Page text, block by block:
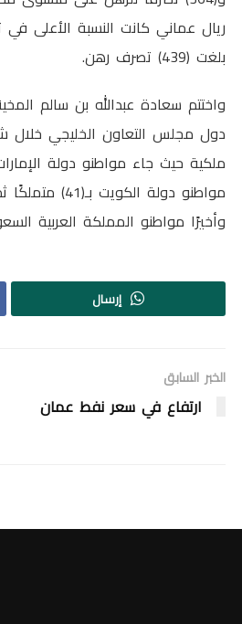
ريال عماني كانت النسبة الأعلى
بلغت (439) تصرف رهن.
واختتم سعادة عبدالله بن سالم
وأخيرًا مواطنو المملكة العربية السعودية بـ
إرسال
الخبر السابق
ارتفاع في سعر نفط عمان